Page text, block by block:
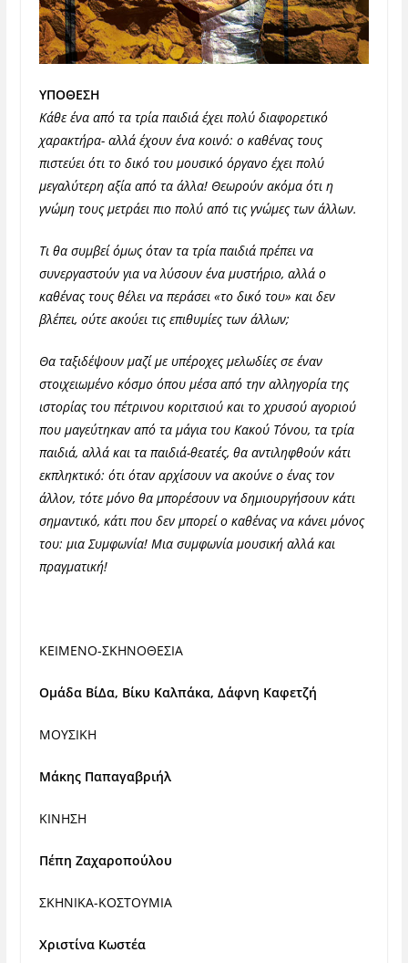
ΥΠΟΘΕΣΗ
Κάθε ένα από τα τρία παιδιά έχει πολύ διαφορετικό
χαρακτήρα- αλλά έχουν ένα κοινό: ο καθένας τους
πιστεύει ότι το δικό του μουσικό όργανο έχει πολύ
μεγαλύτερη αξία από τα άλλα! Θεωρούν ακόμα ότι η
γνώμη τους μετράει πιο πολύ από τις γνώμες των άλλων.
Τι θα συμβεί όμως όταν τα τρία παιδιά πρέπει να
συνεργαστούν για να λύσουν ένα μυστήριο, αλλά ο
καθένας τους θέλει να περάσει «το δικό του» και δεν
βλέπει, ούτε ακούει τις επιθυμίες των άλλων;
Θα ταξιδέψουν μαζί με υπέροχες μελωδίες σε έναν
στοιχειωμένο κόσμο όπου μέσα από την αλληγορία της
ιστορίας του πέτρινου κοριτσιού και το χρυσού αγοριού
που μαγεύτηκαν από τα μάγια του Κακού Τόνου, τα τρία
παιδιά, αλλά και τα παιδιά-θεατές, θα αντιληφθούν κάτι
εκπληκτικό: ότι όταν αρχίσουν να ακούνε ο ένας τον
άλλον, τότε μόνο θα μπορέσουν να δημιουργήσουν κάτι
σημαντικό, κάτι που δεν μπορεί ο καθένας να κάνει μόνος
του: μια Συμφωνία! Μια συμφωνία μουσική αλλά και
πραγματική!
ΚΕΙΜΕΝΟ-ΣΚΗΝΟΘΕΣΙΑ
Ομάδα ΒίΔα, Βίκυ Καλπάκα, Δάφνη Καφετζή
ΜΟΥΣΙΚΗ
Μάκης Παπαγαβριήλ
ΚΙΝΗΣΗ
Πέπη Ζαχαροπούλου
ΣΚΗΝΙΚΑ-ΚΟΣΤΟΥΜΙΑ
Χριστίνα Κωστέα